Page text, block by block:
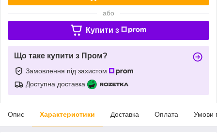
або
Купити з
Що таке купити з Пром?
Замовлення під захистом
Доступна доставка
Опис Характеристики Доставка Оплата Умови